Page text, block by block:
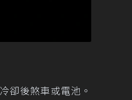
卻後煞車或電池。